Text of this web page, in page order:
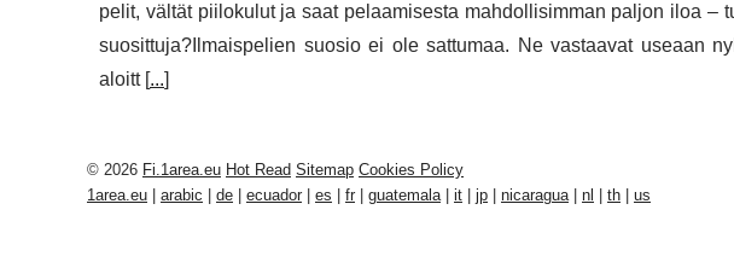
pelit, vältät piilokulut ja saat pelaamisesta mahdollisimman paljon iloa –
suosittuja?Ilmaispelien suosio ei ole sattumaa. Ne vastaavat useaan
aloitt [...]
© 2026 Fi.1area.eu Hot Read Sitemap Cookies Policy
1area.eu
arabic de ecuador es fr guatemala| it jp nicaragua| nl th us